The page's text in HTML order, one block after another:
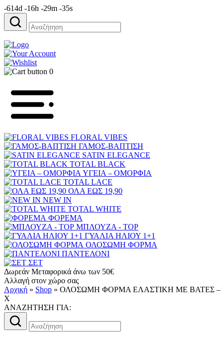
-614d -16h -29m -35s
Αναζήτηση
για:
0
FLORAL VIBES
ΓΑΜΟΣ-ΒΑΠΤΙΣΗ
SATIN ELEGANCE
TOTAL BLACK
ΥΓΕΙΑ – ΟΜΟΡΦΙΑ
TOTAL LACE
ΟΛΑ ΕΩΣ 19,90
NEW IN
TOTAL WHITE
ΦΟΡΕΜΑ
ΜΠΛΟΥΖΑ - TOP
ΓΥΑΛΙΑ ΗΛΙΟΥ 1+1
ΟΛΟΣΩΜΗ ΦΟΡΜΑ
ΠΑΝΤΕΛΟΝΙ
ΣΕΤ
Δωρεάν Μεταφορικά άνω των 50€
Αλλαγή στον χώρο σας
Αρχική » Shop » ΟΛΟΣΩΜΗ ΦΟΡΜΑ ΕΛΑΣΤΙΚΗ ΜΕ ΒΑΤΕΣ –
X
AΝΑΖΗΤΗΣΗ ΓΙΑ:
Αναζήτηση
για: